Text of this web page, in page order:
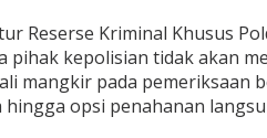
u
,
K
o
o
Reserse Kriminal Khusus
pihak kepolisian tidak akan
mangkir pada pemeriksaan
hingga opsi penahanan